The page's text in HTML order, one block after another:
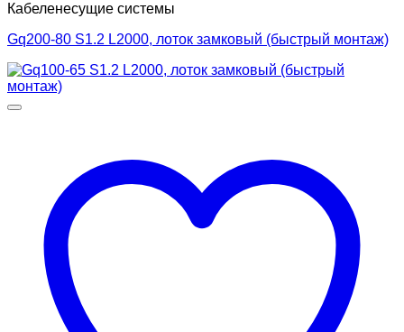
Кабеленесущие системы
Gq200-80 S1.2 L2000, лоток замковый (быстрый монтаж)